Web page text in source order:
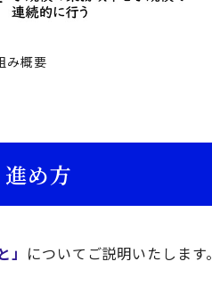
み概要
め方
についてご説明いたします。